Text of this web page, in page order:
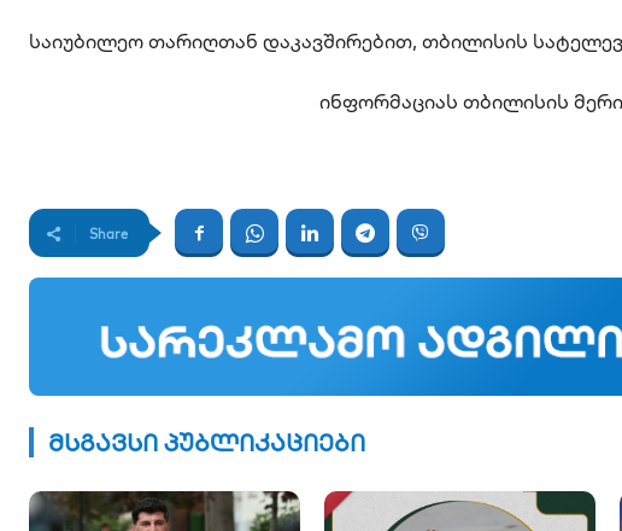
საიუბილეო თარიღთან დაკავშირებით, თბილისის
ინფორმაციას თბილისის
Share
მსგავსი პუბლიკაციები